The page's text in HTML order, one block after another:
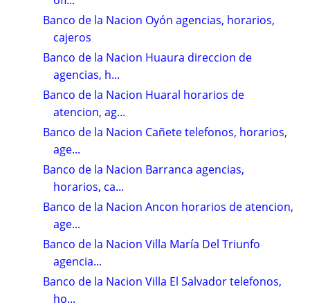
Banco de la Nacion Oyón agencias, horarios,
cajeros
Banco de la Nacion Huaura direccion de
agencias, h...
Banco de la Nacion Huaral horarios de
atencion, ag...
Banco de la Nacion Cañete telefonos, horarios,
age...
Banco de la Nacion Barranca agencias,
horarios, ca...
Banco de la Nacion Ancon horarios de atencion,
age...
Banco de la Nacion Villa María Del Triunfo
agencia...
Banco de la Nacion Villa El Salvador telefonos,
ho...